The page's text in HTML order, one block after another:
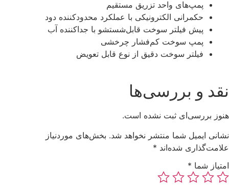
پمپ‌های واحد تزریق مستقیم
حکمرانی الکترونیکی با عملکرد محدودکننده دود
پیش فیلتر سوخت قابل‌شستشو با جداکننده آب
پمپ سوخت کم‌فشار چرخشی
فیلتر سوخت دقیق از نوع قابل تعویض
نقد و بررسی‌ها
هنوز بررسی‌ای ثبت نشده است.
نشانی ایمیل شما منتشر نخواهد شد. بخش‌های موردنیاز
علامت‌گذاری شده‌اند *
امتیاز شما *